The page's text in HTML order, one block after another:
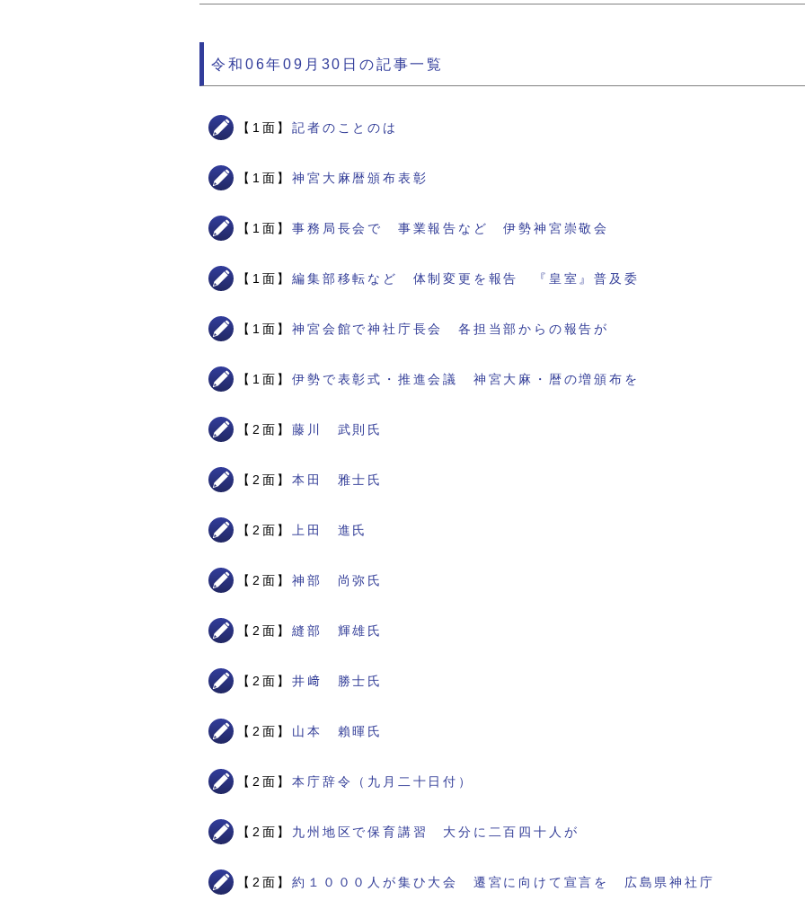
令和06年09月30日の記事一覧
【1面】記者のことのは
【1面】神宮大麻暦頒布表彰
【1面】事務局長会で 事業報告など 伊勢神宮崇敬会
【1面】編集部移転など 体制変更を報告 『皇室』普及委
【1面】神宮会館で神社庁長会 各担当部からの報告が
【1面】伊勢で表彰式・推進会議 神宮大麻・暦の増頒布を
【2面】藤川 武則氏
【2面】本田 雅士氏
【2面】 上田 進氏
【2面】神部 尚弥氏
【2面】縫部 輝雄氏
【2面】井﨑 勝士氏
【2面】 山本 賴暉氏
【2面】本庁辞令（九月二十日付）
【2面】 九州地区で保育講習 大分に二百四十人が
【2面】約１０００人が集ひ大会 遷宮に向けて宣言を 広島県神社庁